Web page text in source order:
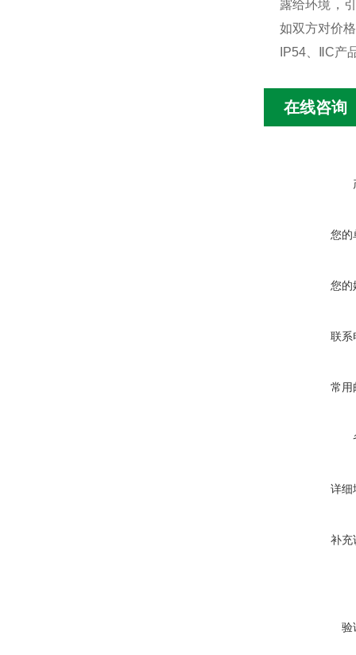
露给环境，
如双方对价
IP54、ⅡC产
在线咨询
您的
您的
联系
常用
详细
补充
验